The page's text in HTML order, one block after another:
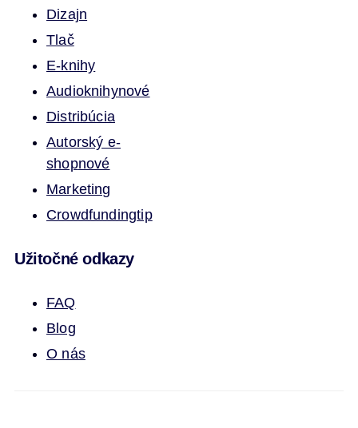
Dizajn
Tlač
E-knihy
Audioknihynové
Distribúcia
Autorský e-
shopnové
Marketing
Crowdfundingtip
Užitočné odkazy
FAQ
Blog
O nás